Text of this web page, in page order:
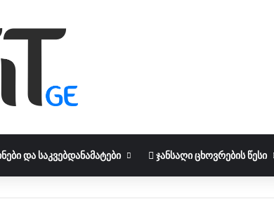
ᲓᲐ ᲡᲐᲙᲕᲔᲑᲓᲐᲜᲐᲛᲐᲢᲔᲑᲘ ᲯᲐᲜᲡᲐᲦᲘ ᲪᲮᲝᲕᲠᲔᲑᲘᲡ ᲬᲔᲡᲘ